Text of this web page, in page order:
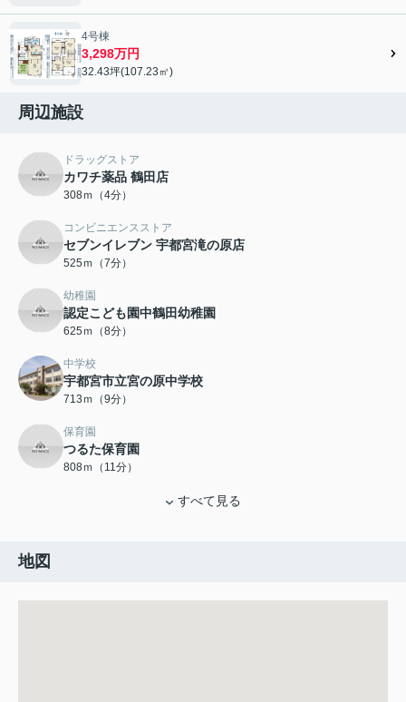
4号棟
3,298万円
32.43坪(107.23㎡)
周辺施設
ドラッグストア
カワチ薬品 鶴田店
308ｍ（4分）
コンビニエンスストア
セブンイレブン 宇都宮滝の原店
525ｍ（7分）
幼稚園
認定こども園中鶴田幼稚園
625ｍ（8分）
中学校
宇都宮市立宮の原中学校
713ｍ（9分）
保育園
つるた保育園
808ｍ（11分）
すべて見る
地図